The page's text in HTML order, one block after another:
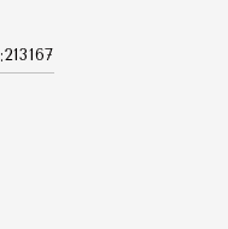
213167